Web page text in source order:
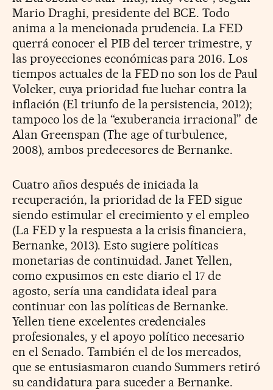
Mario Draghi, presidente del BCE. Todo
anima a la mencionada prudencia. La FED
querrá conocer el PIB del tercer trimestre, y
las proyecciones económicas para 2016. Los
tiempos actuales de la FED no son los de Paul
Volcker, cuya prioridad fue luchar contra la
inflación (El triunfo de la persistencia, 2012);
tampoco los de la “exuberancia irracional” de
Alan Greenspan (The age of turbulence,
2008), ambos predecesores de Bernanke.
Cuatro años después de iniciada la
recuperación, la prioridad de la FED sigue
siendo estimular el crecimiento y el empleo
(La FED y la respuesta a la crisis financiera,
Bernanke, 2013). Esto sugiere políticas
monetarias de continuidad. Janet Yellen,
como expusimos en este diario el 17 de
agosto, sería una candidata ideal para
continuar con las políticas de Bernanke.
Yellen tiene excelentes credenciales
profesionales, y el apoyo político necesario
en el Senado. También el de los mercados,
que se entusiasmaron cuando Summers retiró
su candidatura para suceder a Bernanke.